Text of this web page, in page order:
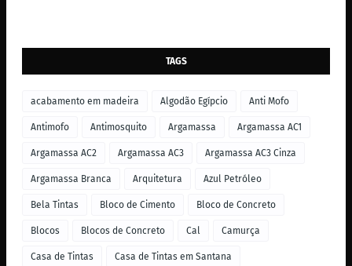
TAGS
acabamento em madeira Algodão Egípcio Anti Mofo
Antimofo Antimosquito Argamassa Argamassa AC1
Argamassa AC2 Argamassa AC3 Argamassa AC3 Cinza
Argamassa Branca Arquitetura Azul Petróleo
Bela Tintas Bloco de Cimento Bloco de Concreto
Blocos Blocos de Concreto Cal Camurça
Casa de Tintas Casa de Tintas em Santana